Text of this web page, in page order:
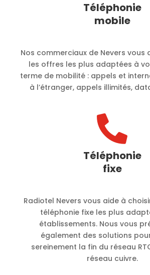
Téléphonie
mobile
Nos commerciaux de Nevers vous
les offres les plus adaptées à
terme de mobilité : appels et
à l’étranger, appels illimités,

Téléphonie
fixe
Radiotel Nevers vous aide à
téléphonie fixe les plus
établissements. Nous vous
également des solutions
sereinement la fin du réseau
réseau cuivre.